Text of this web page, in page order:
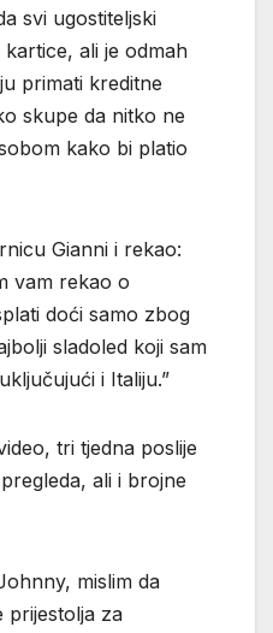
svi ugostiteljski
ali je odmah
primati kreditne
skupe da nitko ne
kako bi platio
Gianni i rekao:
vam rekao o
doći samo zbog
sladoled koji sam
i Italiju.”
tri tjedna poslije
ali i brojne
mislim da
prijestolja za